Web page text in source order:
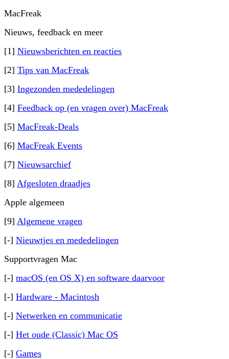
MacFreak
Nieuws, feedback en meer
[1] Nieuwsberichten en reacties
[2] Tips van MacFreak
[3] Ingezonden mededelingen
[4] Feedback op (en vragen over) MacFreak
[5] MacFreak-Deals
[6] MacFreak Events
[7] Nieuwsarchief
[8] Afgesloten draadjes
Apple algemeen
[9] Algemene vragen
[-] Nieuwtjes en mededelingen
Supportvragen Mac
[-] macOS (en OS X) en software daarvoor
[-] Hardware - Macintosh
[-] Netwerken en communicatie
[-] Het oude (Classic) Mac OS
[-] Games